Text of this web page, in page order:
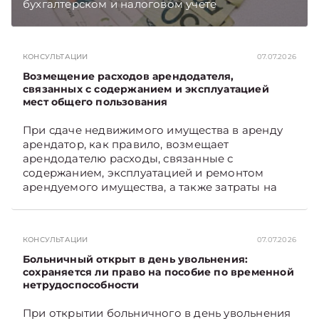
бухгалтерском и налоговом учете
хозяйственных операций по начислению и
Главное об экономике Беларуси — раньше,
чем в новостях TelegramViber
КОНСУЛЬТАЦИИ 07.07.2026
Возмещение расходов арендодателя,
связанных с содержанием и эксплуатацией
мест общего пользования
При сдаче недвижимого имущества в аренду
арендатор, как правило, возмещает
арендодателю расходы, связанные с
содержанием, эксплуатацией и ремонтом
арендуемого имущества, а также затраты на
связанных с содержанием и эксплуатацией
мест общего пользования, в частности –
контрольно-­пропускного пункта? Рассмотрим
порядок их распределения. Подписывайтесь
экономике Беларуси — раньше, чем в новостях
КОНСУЛЬТАЦИИ 07.07.2026
Больничный открыт в день увольнения:
сохраняется ли право на пособие по временной
нетрудоспособности
При открытии больничного в день увольнения